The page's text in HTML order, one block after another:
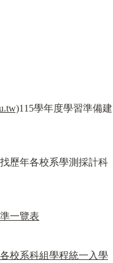
115學年度學習準備建
找歷年各校系學測採計科
一覽表
校系科組學程統一入學